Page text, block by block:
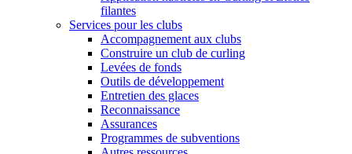
filantes
Services pour les clubs
Accompagnement aux clubs
Construire un club de curling
Levées de fonds
Outils de développement
Entretien des glaces
Reconnaissance
Assurances
Programmes de subventions